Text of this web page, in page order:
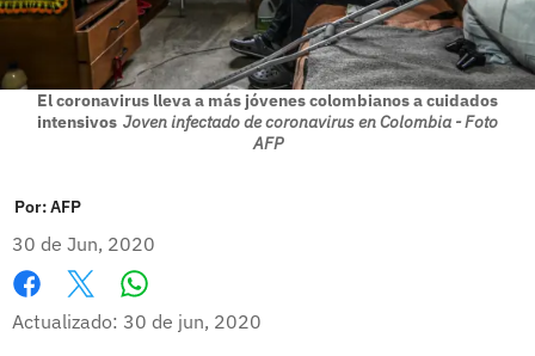
El coronavirus lleva a más jóvenes colombianos a cuidados
intensivos Joven infectado de coronavirus en Colombia - Foto
AFP
Por:AFP
30 de Jun, 2020
Facebook
X
Actualizado: 30 de jun, 2020